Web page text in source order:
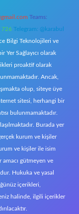
Teams:
726 Telegram: @karabul
Bilgi Teknolojileri ve
Yer Sağlayıcı olarak
proaktif olarak
Ancak,
olup, siteye üye
sitesi, herhangi bir
bulunmamaktadır.
Burada yer
kurum ve kişiler
ve kişiler ile isim
gütmeyen ve
Hukuka ve yasal
içerikleri,
halinde, ilgili içerikler